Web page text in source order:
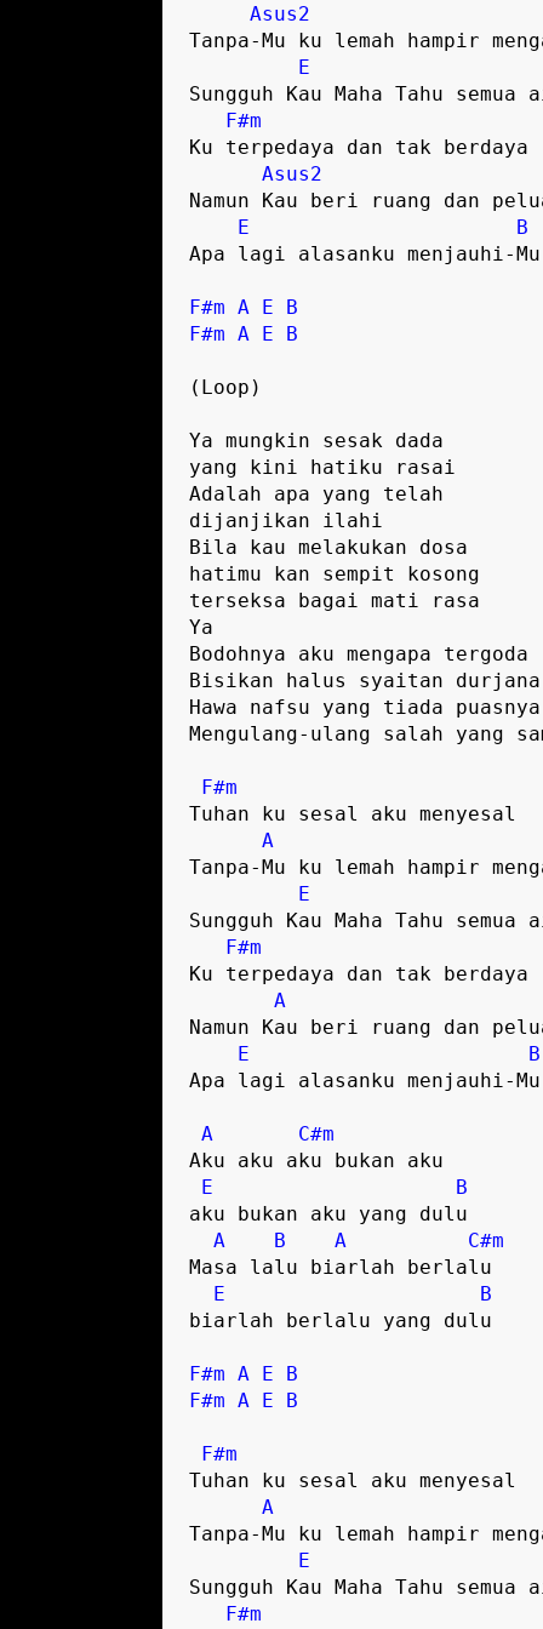
Asus2
Tanpa-Mu ku lemah hampir
E
Sungguh Kau Maha Tahu semua
F#m
Ku terpedaya dan tak berdaya
Asus2
Namun Kau beri ruang dan
E
B
Apa lagi alasanku menjauhi-Mu
F#m A E
B
F#m A E B
(Loop)
Ya mungkin sesak dada
yang kini hatiku rasai
Adalah apa yang telah
dijanjikan ilahi
Bila kau melakukan dosa
hatimu kan sempit kosong
terseksa bagai mati rasa
Ya
Bodohnya aku mengapa tergoda
Bisikan halus syaitan durjana
Hawa nafsu yang tiada puasnya
Mengulang-ulang salah yang
F#m
Tuhan ku sesal aku menyesal
A
Tanpa-Mu ku lemah hampir
E
Sungguh Kau Maha Tahu semua
F#m
Ku terpedaya dan tak berdaya
A
Namun Kau beri ruang dan
E
B
Apa lagi alasanku menjauhi-Mu
A
C#m
Aku aku aku bukan aku
E
B
aku bukan aku yang dulu
A
B A
C#m
Masa lalu biarlah berlalu
E
B
biarlah berlalu yang dulu
F#m A E
B
F#m A E B
F#m
Tuhan ku sesal aku menyesal
A
Tanpa-Mu ku lemah hampir
E
Sungguh Kau Maha Tahu semua
F#m